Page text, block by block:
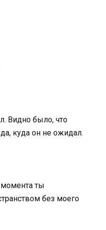
Видно было, что
куда он не ожидал.
ты
без моего